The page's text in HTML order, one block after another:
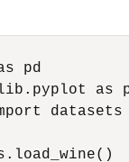
pd
as
datasets